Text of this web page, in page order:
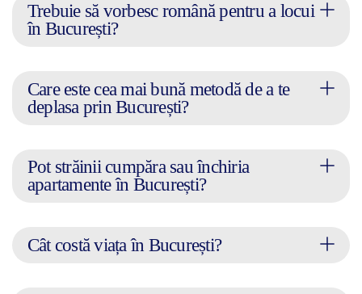
Trebuie să vorbesc română pentru a locui
în București?
Care este cea mai bună metodă de a te
deplasa prin București?
Pot străinii cumpăra sau închiria
apartamente în București?
Cât costă viața în București?